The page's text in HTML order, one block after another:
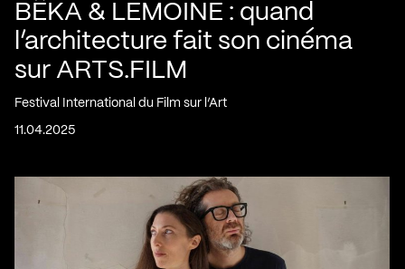
BÊKA & LEMOINE : quand
l’architecture fait son cinéma
sur ARTS.FILM
Festival International du Film sur l’Art
11.04.2025